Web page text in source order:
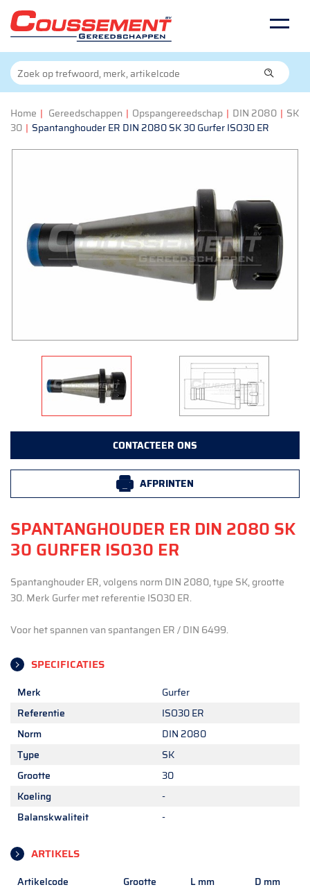
Home | Gereedschappen | Opspangereedschap | DIN 2080 | SK
30 | Spantanghouder ER DIN 2080 SK 30 Gurfer ISO30 ER
CONTACTEER ONS
AFPRINTEN
SPANTANGHOUDER ER DIN 2080 SK
30 GURFER ISO30 ER
Spantanghouder ER, volgens norm DIN 2080, type SK, grootte
30. Merk Gurfer met referentie ISO30 ER.
Voor het spannen van spantangen ER / DIN 6499.
SPECIFICATIES
Merk
Gurfer
Referentie
ISO30 ER
Norm
DIN 2080
Type
SK
Grootte
30
Koeling
-
Balanskwaliteit
-
ARTIKELS
Artikelcode Grootte L mm
D mm